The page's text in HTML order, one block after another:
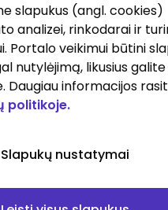
pasiūlymai jus domina?
slapukus (angl. cookies)
analizei, rinkodarai ir
Portalo veikimui būtini
nutylėjimą, likusius
Daugiau informacijos
politikoje.
Slapukų nustatymai